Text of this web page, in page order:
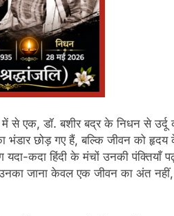
से एक, डॉ. बशीर बद्र के निधन से उर्दू
भंडार छोड़ गए हैं, बल्कि जीवन को
कदा हिंदी के मंचों उनकी पंक्तियाँ
जाना केवल एक जीवन का अंत